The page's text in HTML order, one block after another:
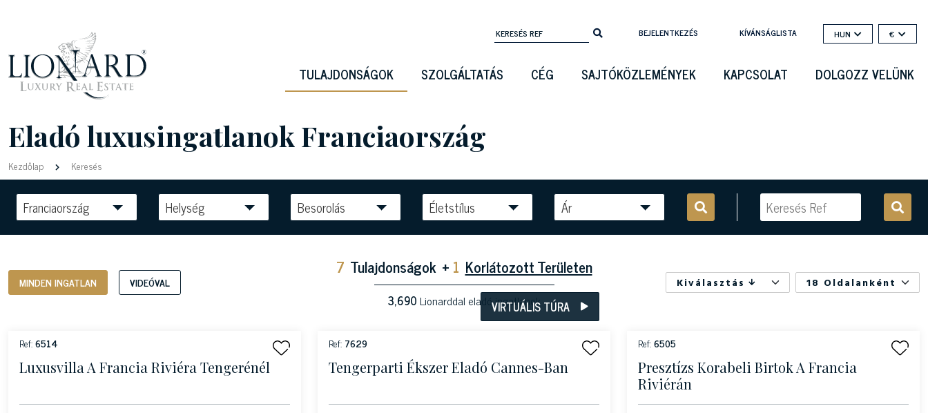
BEJELENTKEZÉS KÍVÁNSÁGLISTA HUN €
TULAJDONSÁGOK SZOLGÁLTATÁS CÉG SAJTÓKÖZLEMÉNYEK KAPCSOLAT DOLGOZZ VELÜNK
Eladó luxusingatlanok Franciaország
Kezdőlap Keresés
Franciaország Helység Besorolás Életstílus Ár
MINDEN INGATLAN VIDEÓVAL
7 Tulajdonságok + 1 Korlátozott Területen
3,690Lionarddal eladó ingatlanok
Kiválasztás 18 Oldalanként
Ref:6514
Luxusvilla A Francia Riviéra Tengerénél
VIRTUÁLIS TÚRA
Ref: 7629
Tengerparti Ékszer Eladó Cannes-Ban
Ref:6505
Presztízs Korabeli Birtok A Francia
Riviérán